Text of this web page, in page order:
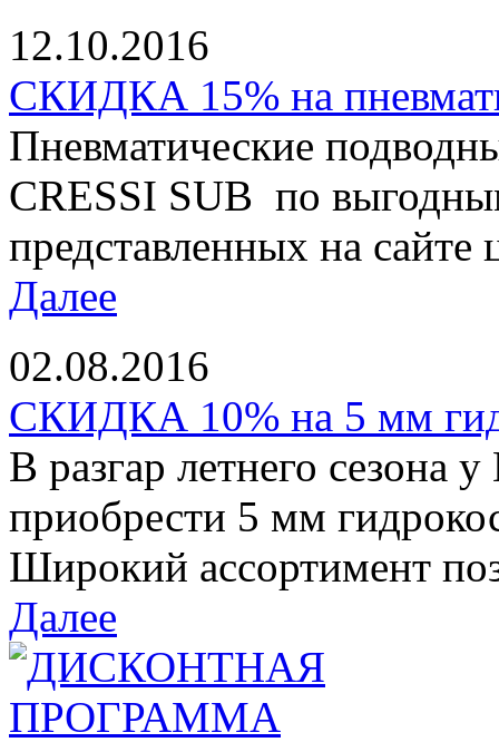
12.10.2016
СКИДКА 15% на
Пневматические
CRESSI SUB по
представленных на
Далее
02.08.2016
СКИДКА 10% на 5 мм
В разгар летнего сезона
приобрести 5 мм
Широкий ассортимент
Далее